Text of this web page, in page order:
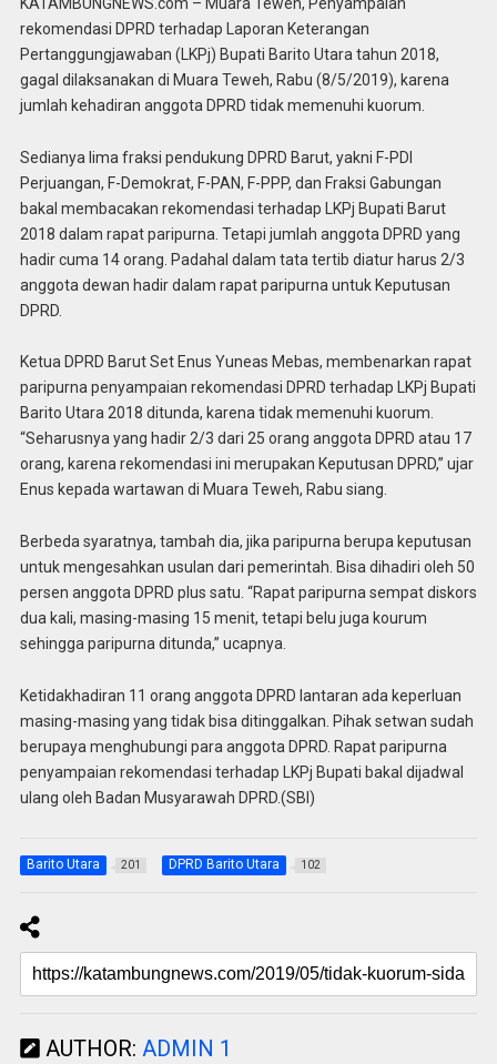
rekomendasi DPRD terhadap Laporan Keterangan
Pertanggungjawaban (LKPj) Bupati Barito Utara tahun 2018,
gagal dilaksanakan di Muara Teweh, Rabu (8/5/2019), karena
jumlah kehadiran anggota DPRD tidak memenuhi kuorum.
Sedianya lima fraksi pendukung DPRD Barut, yakni F-PDI
Perjuangan, F-Demokrat, F-PAN, F-PPP, dan Fraksi Gabungan
bakal membacakan rekomendasi terhadap LKPj Bupati Barut
2018 dalam rapat paripurna. Tetapi jumlah anggota DPRD yang
hadir cuma 14 orang. Padahal dalam tata tertib diatur harus 2/3
anggota dewan hadir dalam rapat paripurna untuk Keputusan
DPRD.
Ketua DPRD Barut Set Enus Yuneas Mebas, membenarkan rapat
paripurna penyampaian rekomendasi DPRD terhadap LKPj Bupati
Barito Utara 2018 ditunda, karena tidak memenuhi kuorum.
“Seharusnya yang hadir 2/3 dari 25 orang anggota DPRD atau 17
orang, karena rekomendasi ini merupakan Keputusan DPRD,” ujar
Enus kepada wartawan di Muara Teweh, Rabu siang.
Berbeda syaratnya, tambah dia, jika paripurna berupa keputusan
untuk mengesahkan usulan dari pemerintah. Bisa dihadiri oleh 50
persen anggota DPRD plus satu. “Rapat paripurna sempat diskors
dua kali, masing-masing 15 menit, tetapi belu juga kourum
sehingga paripurna ditunda,” ucapnya.
Ketidakhadiran 11 orang anggota DPRD lantaran ada keperluan
masing-masing yang tidak bisa ditinggalkan. Pihak setwan sudah
berupaya menghubungi para anggota DPRD. Rapat paripurna
penyampaian rekomendasi terhadap LKPj Bupati bakal dijadwal
ulang oleh Badan Musyarawah DPRD.(SBI)
Barito Utara 201 DPRD Barito Utara 102
AUTHOR: ADMIN 1